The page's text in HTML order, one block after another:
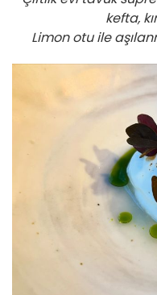
kefta,
Limon otu ile